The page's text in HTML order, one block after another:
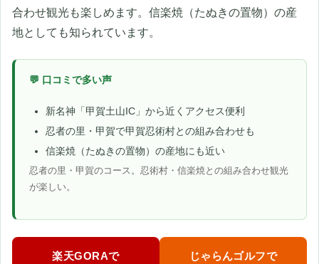
合わせ観光も楽しめます。信楽焼（たぬきの置物）の産
地としても知られています。
💬 口コミで多い声
新名神「甲賀土山IC」から近くアクセス便利
忍者の里・甲賀で甲賀忍術村との組み合わせも
信楽焼（たぬきの置物）の産地にも近い
忍者の里・甲賀のコース。忍術村・信楽焼との組み合わせ観光
が楽しい。
楽天GORAで
じゃらんゴルフで